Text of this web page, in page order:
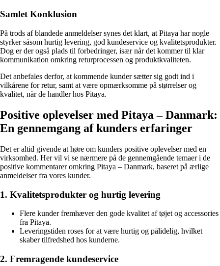
Samlet Konklusion
På trods af blandede anmeldelser synes det klart, at Pitaya har nogle
styrker såsom hurtig levering, god kundeservice og kvalitetsprodukter.
Dog er der også plads til forbedringer, især når det kommer til klar
kommunikation omkring returprocessen og produktkvaliteten.
Det anbefales derfor, at kommende kunder sætter sig godt ind i
vilkårene for retur, samt at være opmærksomme på størrelser og
kvalitet, når de handler hos Pitaya.
Positive oplevelser med Pitaya – Danmark:
En gennemgang af kunders erfaringer
Det er altid givende at høre om kunders positive oplevelser med en
virksomhed. Her vil vi se nærmere på de gennemgående temaer i de
positive kommentarer omkring Pitaya – Danmark, baseret på ærlige
anmeldelser fra vores kunder.
1. Kvalitetsprodukter og hurtig levering
Flere kunder fremhæver den gode kvalitet af tøjet og accessories
fra Pitaya.
Leveringstiden roses for at være hurtig og pålidelig, hvilket
skaber tilfredshed hos kunderne.
2. Fremragende kundeservice